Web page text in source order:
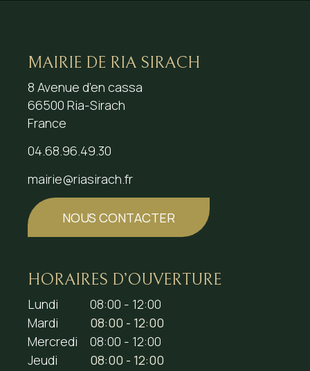
MAIRIE DE RIA SIRACH
8 Avenue d’en cassa
66500 Ria-Sirach
France
04.68.96.49.30
mairie@riasirach.fr
NOUS CONTACTER
HORAIRES D’OUVERTURE
Lundi
08:00 - 12:00
Mardi
08:00 - 12:00
Mercredi
08:00 - 12:00
Jeudi
08:00 - 12:00